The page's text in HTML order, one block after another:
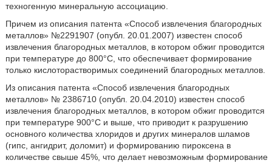
техногенную минеральную ассоциацию.
Причем из описания патента «Способ извлечения благородных
металлов» №2291907 (опубл. 20.01.2007) известен способ
извлечения благородных металлов, в котором обжиг проводится
при температуре до 800°С, что обеспечивает формирование
только кислоторастворимых соединений благородных металлов.
Из описания патента «Способ извлечения благородных
металлов» № 2386710 (опубл. 20.04.2010) известен способ
извлечения благородных металлов, в котором обжиг проводится
при температуре 900°С и выше, что приводит к разрушению
основного количества хлоридов и других минералов шламов
(гипс, ангидрит, доломит) и формированию пироксена в
количестве свыше 45%, что делает невозможным формирование